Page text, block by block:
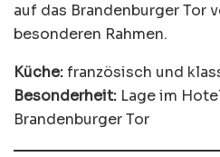
auf das Brandenburger Tor
besonderen Rahmen.
Küche:französisch und
Besonderheit: Lage im
Brandenburger Tor